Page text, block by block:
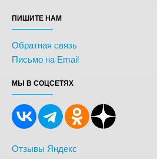
ПИШИТЕ НАМ
Обратная связь
Письмо на Email
МЫ В СОЦСЕТЯХ
Отзывы Яндекс